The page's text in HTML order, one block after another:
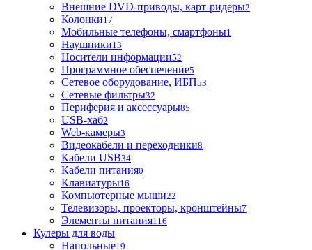
Внешние DVD-приводы, карт-ридеры2
Колонки17
Мобильные телефоны, смартфоны1
Наушники13
Носители информации52
Программное обеспечение5
Сетевое оборудование, ИБП53
Сетевые фильтры32
Периферия и аксессуары85
USB-хаб2
Web-камеры3
Видеокабели и переходники8
Кабели USB34
Кабели питания0
Клавиатуры16
Компьютерные мыши22
Телевизоры, проекторы, кронштейны7
Элементы питания116
Кулеры для воды
Напольные19